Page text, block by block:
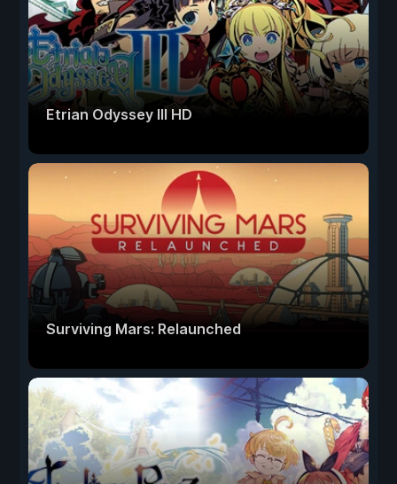
Etrian Odyssey III HD
Surviving Mars: Relaunched